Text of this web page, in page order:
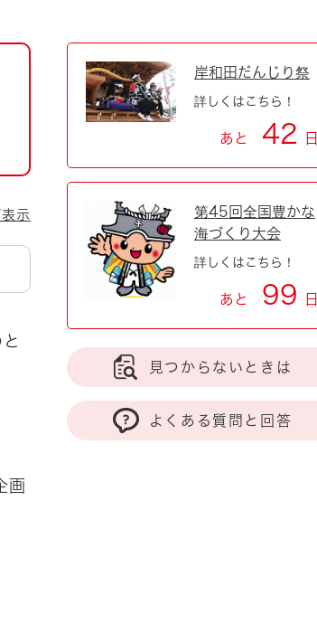
示
画
岸和田だんじり祭
詳しくはこちら！
あと 42 日
第45回全国豊かな
海づくり大会
詳しくはこちら！
あと 99 日
見つからないときは
よくある質問と回答